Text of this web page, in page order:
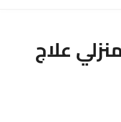
علاج